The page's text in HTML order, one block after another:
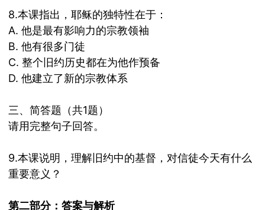
8.本课指出，耶稣的独特性在于：
A. 他是最有影响力的宗教领袖
B. 他有很多门徒
C. 整个旧约历史都在为他作预备
D. 他建立了新的宗教体系
三、简答题（共1题）
请用完整句子回答。
9.本课说明，理解旧约中的基督，对信徒今天有什么
重要意义？
第二部分：答案与解析